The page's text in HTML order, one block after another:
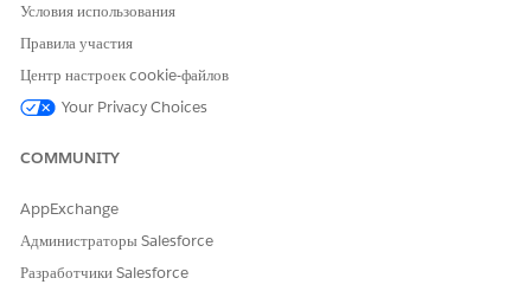
(Optional) To update the layout of your Interaction
Launcher by configuring options, such as updating the
Условия использования
Правила участия
Центр настроек cookie-файлов
Your Privacy Choices
COMMUNITY
AppExchange
Администраторы Salesforce
Разработчики Salesforce